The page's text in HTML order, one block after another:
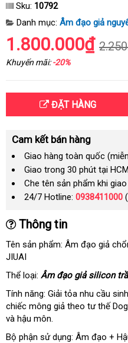
Sku: 10792
Danh mục: Âm đạo giả
1.800.000₫
Khuyến mãi:-20%
ĐẶT HÀNG
Cam kết bán hàng
Giao hàng toàn quốc
Giao trong 30 phút tại
Che tên sản phẩm khi
24/7 Hotline: 0938411000
Thông tin
Tên sản phẩm: Âm đạo giả
JIUAI
Thể loại: Âm đạo giả silicon
Tính năng: Giải tỏa nhu cầu
chiếc mông giả theo tư thế
và hậu môn.
Bộ phận sử dụng: Âm đạo +